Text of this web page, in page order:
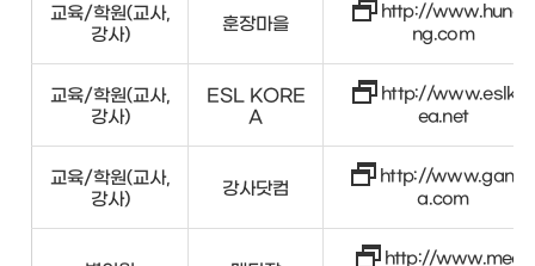
교육/학원(교사,
강사)
훈장마을
http://www.hunga
ng.com
교육/학원(교사,
강사)
ESL KORE
A
http://www.eslkor
ea.net
교육/학원(교사,
강사)
강사닷컴
http://www.gangs
a.com
http://www.medij